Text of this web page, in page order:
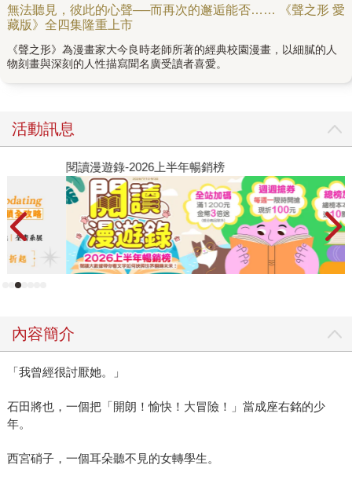
無法聽見，彼此的心聲──而再次的邂逅能否…… 《聲之形 愛
藏版》全四集隆重上市
《聲之形》為漫畫家大今良時老師所著的經典校園漫畫，以細膩的人
物刻畫與深刻的人性描寫聞名廣受讀者喜愛。
活動訊息
閱讀漫遊錄-2026上半年暢銷榜
內容簡介
「我曾經很討厭她。」
石田將也，一個把「開朗！愉快！大冒險！」當成座右銘的少
年。
西宮硝子，一個耳朵聽不見的女轉學生。